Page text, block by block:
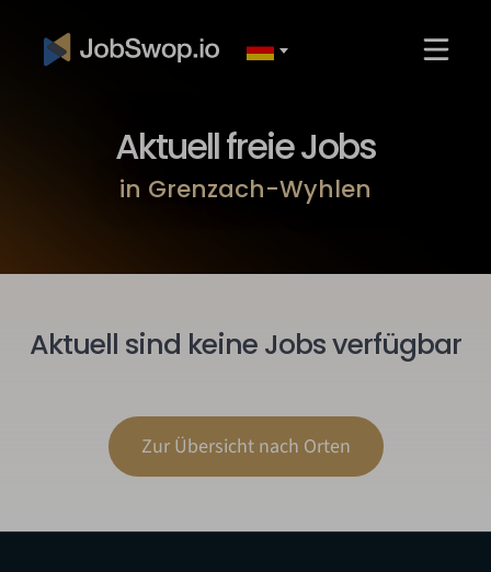
Aktuell freie Jobs
in Grenzach-Wyhlen
Aktuell sind keine Jobs verfügbar
Zur Übersicht nach Orten